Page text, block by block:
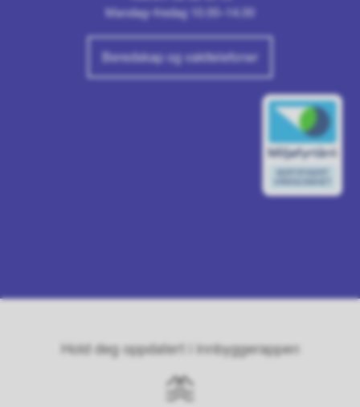
Mandag–fredag 10.00–14.00
Beredskap og vakttelefoner
Hold deg oppdatert i innbyggerappen